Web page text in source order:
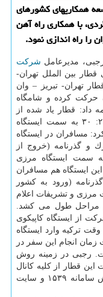
همكاریهای كشورهای
با همكاری راه آهن
را راه اندازی نمود.
مدیرعامل شركت
قطار بین الملل تهران-
تهران- تبریز – وان
تهران حركت كرده و شامگاه
داد: قطار یاد شده از
ایستگاه تبریز هم مسافرگیری و ساعت ۲۲: ۳۰ به سمت ایستگاه
مسافران در ایستگاه
و گذرنامه (خروج از
سمت ایستگاه مرزی
ایستگاه هم مسافران
(ورود به كشور
مرزی و تشریفات اعلام
مراحل طول می كشد.
از ایستگاه كاپیكوی
به وقت تركیه وارد ایستگاه
انجام این سفر در
۲۴ ساعت است. رجبی در زمینه روش
قطار از كلیه كانال
های فروش بلیت قطار همچون دفاتر فروش سامانه ۱۵۳۹ و سایت